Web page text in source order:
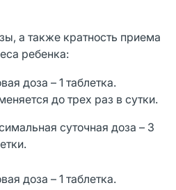
а также кратность приема
ребенка:
доза – 1 таблетка.
до трех раз в сутки.
суточная доза – 3
доза – 1 таблетка.